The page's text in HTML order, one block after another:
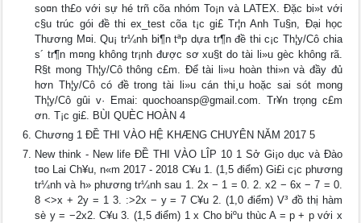
so¤n th£o với sự hé trñ cõa nhóm To¡n và LATEX. Đặc bi»t với
c§u trúc gói đề thi ex_test cõa t¡c gi£ Tr¦n Anh Tu§n, Đại học
Thương M¤i. Qu¡ tr¼nh bi¶n tªp dựa tr¶n đề thi c¡c Th¦y/Cô chia
s´ tr¶n m¤ng không tr¡nh được sơ xu§t do tài li»u gèc không rã.
R§t mong Th¦y/Cô thông c£m. Để tài li»u hoàn thi»n và đầy đủ
hơn Th¦y/Cô có đề trong tài li»u cán thi¸u hoặc sai sót mong
Th¦y/Cô gûi v· Emai:quochoansp@gmail.com. Tr¥n trọng c£m
ơn. T¡c gi£. BÙI QUÈC HOÀN 4
Chương 1 ĐỀ THI VÀO HỆ KHÆNG CHUYÊN NĂM 2017 5
New think - New life ĐỀ THI VÀO LÎP 10 1 Sở Gi¡o dục và Đào
t¤o Lai Ch¥u, n«m 2017 - 2018 C¥u 1. (1,5 điểm) Gi£i c¡c phương
tr¼nh và h» phương tr¼nh sau 1. 2x − 1 = 0. 2. x2 − 6x − 7 = 0.
8 <>x + 2y = 1 3. :>2x − y = 7 C¥u 2. (1,0 điểm) V³ đồ thị hàm
sè y = −2x2. C¥u 3. (1,5 điểm) 1 x Cho biºu thùc A = p + p với x